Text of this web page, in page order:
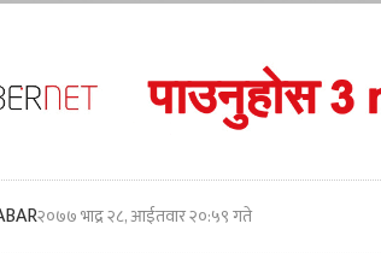
२०७७ भाद्र २८, आईतवार २०:५९ गते